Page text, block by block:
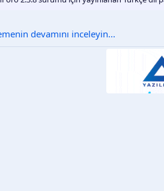
devamını inceleyin...